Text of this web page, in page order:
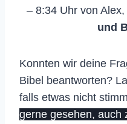
– 8:34 Uhr von Alex,
und
Konnten wir deine
Bibel beantworten?
falls etwas nicht
gerne gesehen, auch